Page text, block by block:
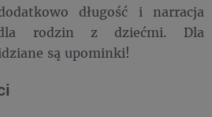
długość i narracja
rodzin z dziećmi. Dla
są upominki!